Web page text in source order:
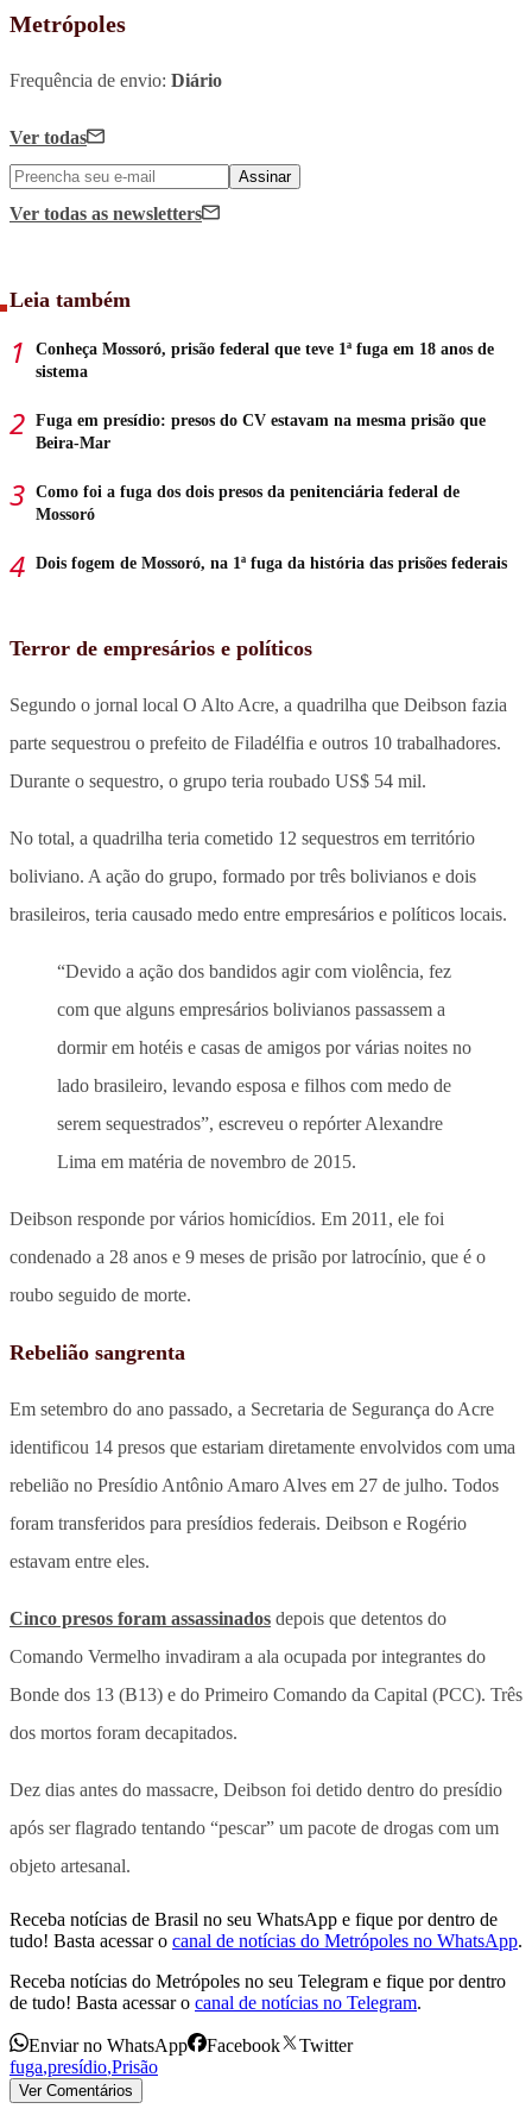
Metrópoles
Frequência de envio: Diário
Ver todas
Assinar
Ver todas as newsletters
Leia também
Conheça Mossoró, prisão federal que teve 1ª fuga em 18 anos de
sistema
Fuga em presídio: presos do CV estavam na mesma prisão que
Beira-Mar
Como foi a fuga dos dois presos da penitenciária federal de
Mossoró
Dois fogem de Mossoró, na 1ª fuga da história das prisões federais
Terror de empresários e políticos
Segundo o jornal local O Alto Acre, a quadrilha que Deibson fazia
parte sequestrou o prefeito de Filadélfia e outros 10 trabalhadores.
Durante o sequestro, o grupo teria roubado US$ 54 mil.
No total, a quadrilha teria cometido 12 sequestros em território
boliviano. A ação do grupo, formado por três bolivianos e dois
brasileiros, teria causado medo entre empresários e políticos locais.
“Devido a ação dos bandidos agir com violência, fez
com que alguns empresários bolivianos passassem a
dormir em hotéis e casas de amigos por várias noites no
lado brasileiro, levando esposa e filhos com medo de
serem sequestrados”, escreveu o repórter Alexandre
Lima em matéria de novembro de 2015.
Deibson responde por vários homicídios. Em 2011, ele foi
condenado a 28 anos e 9 meses de prisão por latrocínio, que é o
roubo seguido de morte.
Rebelião sangrenta
Em setembro do ano passado, a Secretaria de Segurança do Acre
identificou 14 presos que estariam diretamente envolvidos com uma
rebelião no Presídio Antônio Amaro Alves em 27 de julho. Todos
foram transferidos para presídios federais. Deibson e Rogério
estavam entre eles.
Cinco presos foram assassinados depois que detentos do
Comando Vermelho invadiram a ala ocupada por integrantes do
Bonde dos 13 (B13) e do Primeiro Comando da Capital (PCC). Três
dos mortos foram decapitados.
Dez dias antes do massacre, Deibson foi detido dentro do presídio
após ser flagrado tentando “pescar” um pacote de drogas com um
objeto artesanal.
Receba notícias de Brasil no seu WhatsApp e fique por dentro de
tudo! Basta acessar o canal de notícias do Metrópoles no WhatsApp.
Receba notícias do Metrópoles no seu Telegram e fique por dentro
de tudo! Basta acessar o canal de notícias no Telegram.
Enviar no WhatsApp Facebook
Twitter
fuga,presídio,Prisão
Ver Comentários